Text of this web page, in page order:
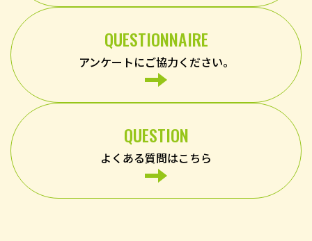
QUESTIONNAIRE
アンケートにご協力ください。
QUESTION
よくある質問はこちら